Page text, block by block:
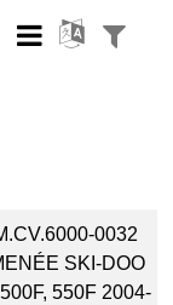
0032
SKI-DOO
550F 2004-